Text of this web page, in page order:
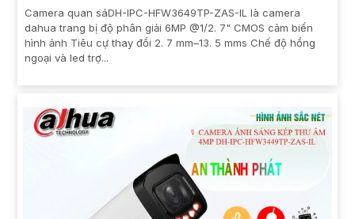
Camera quan sáDH-IPC-HFW3649TP-ZAS-IL là camera
dahua trang bị độ phân giải 6MP @1/2. 7" CMOS cảm biến
hình ảnh Tiêu cự thay đổi 2. 7 mm–13. 5 mms Chế độ hồng
ngoại và led trợ...